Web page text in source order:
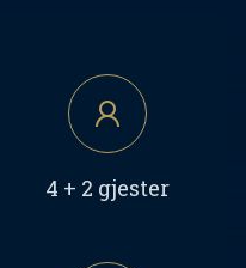
4 + 2 gjester